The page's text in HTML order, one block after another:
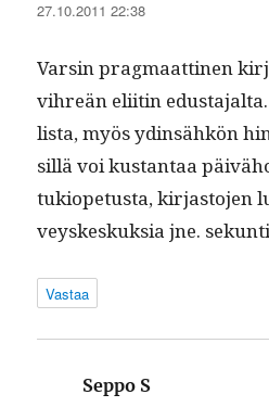
27.10.2011 22:38
Varsin prag­maat­ti­nen
vihreän eli­itin
lista, myös ydin­sähkön
sil­lä voi kus­tan­taa
tukiope­tus­ta, kir­jas­to­jen
veyskeskuk­sia jne.
Vastaa
Seppo S